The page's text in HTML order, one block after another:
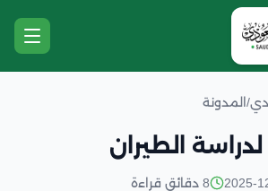
/ المدونة
الطيران
2025- 8 دقائق قراءة